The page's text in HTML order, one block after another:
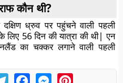
कौन थी?
ध्रुव पर पहुंचने वाली पहली
56 दिन की यात्रा की थी| एन
का चक्कर लगाने वाली पहली
TelegramFacebookMessengerPinterest